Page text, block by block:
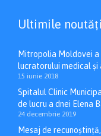
Ultimile noutăți
Mitropolia Moldovei
lucratorului medical
15 iunie 2018
Spitalul Clinic
de lucru a dnei Elena
24 decembrie 2019
Mesaj de